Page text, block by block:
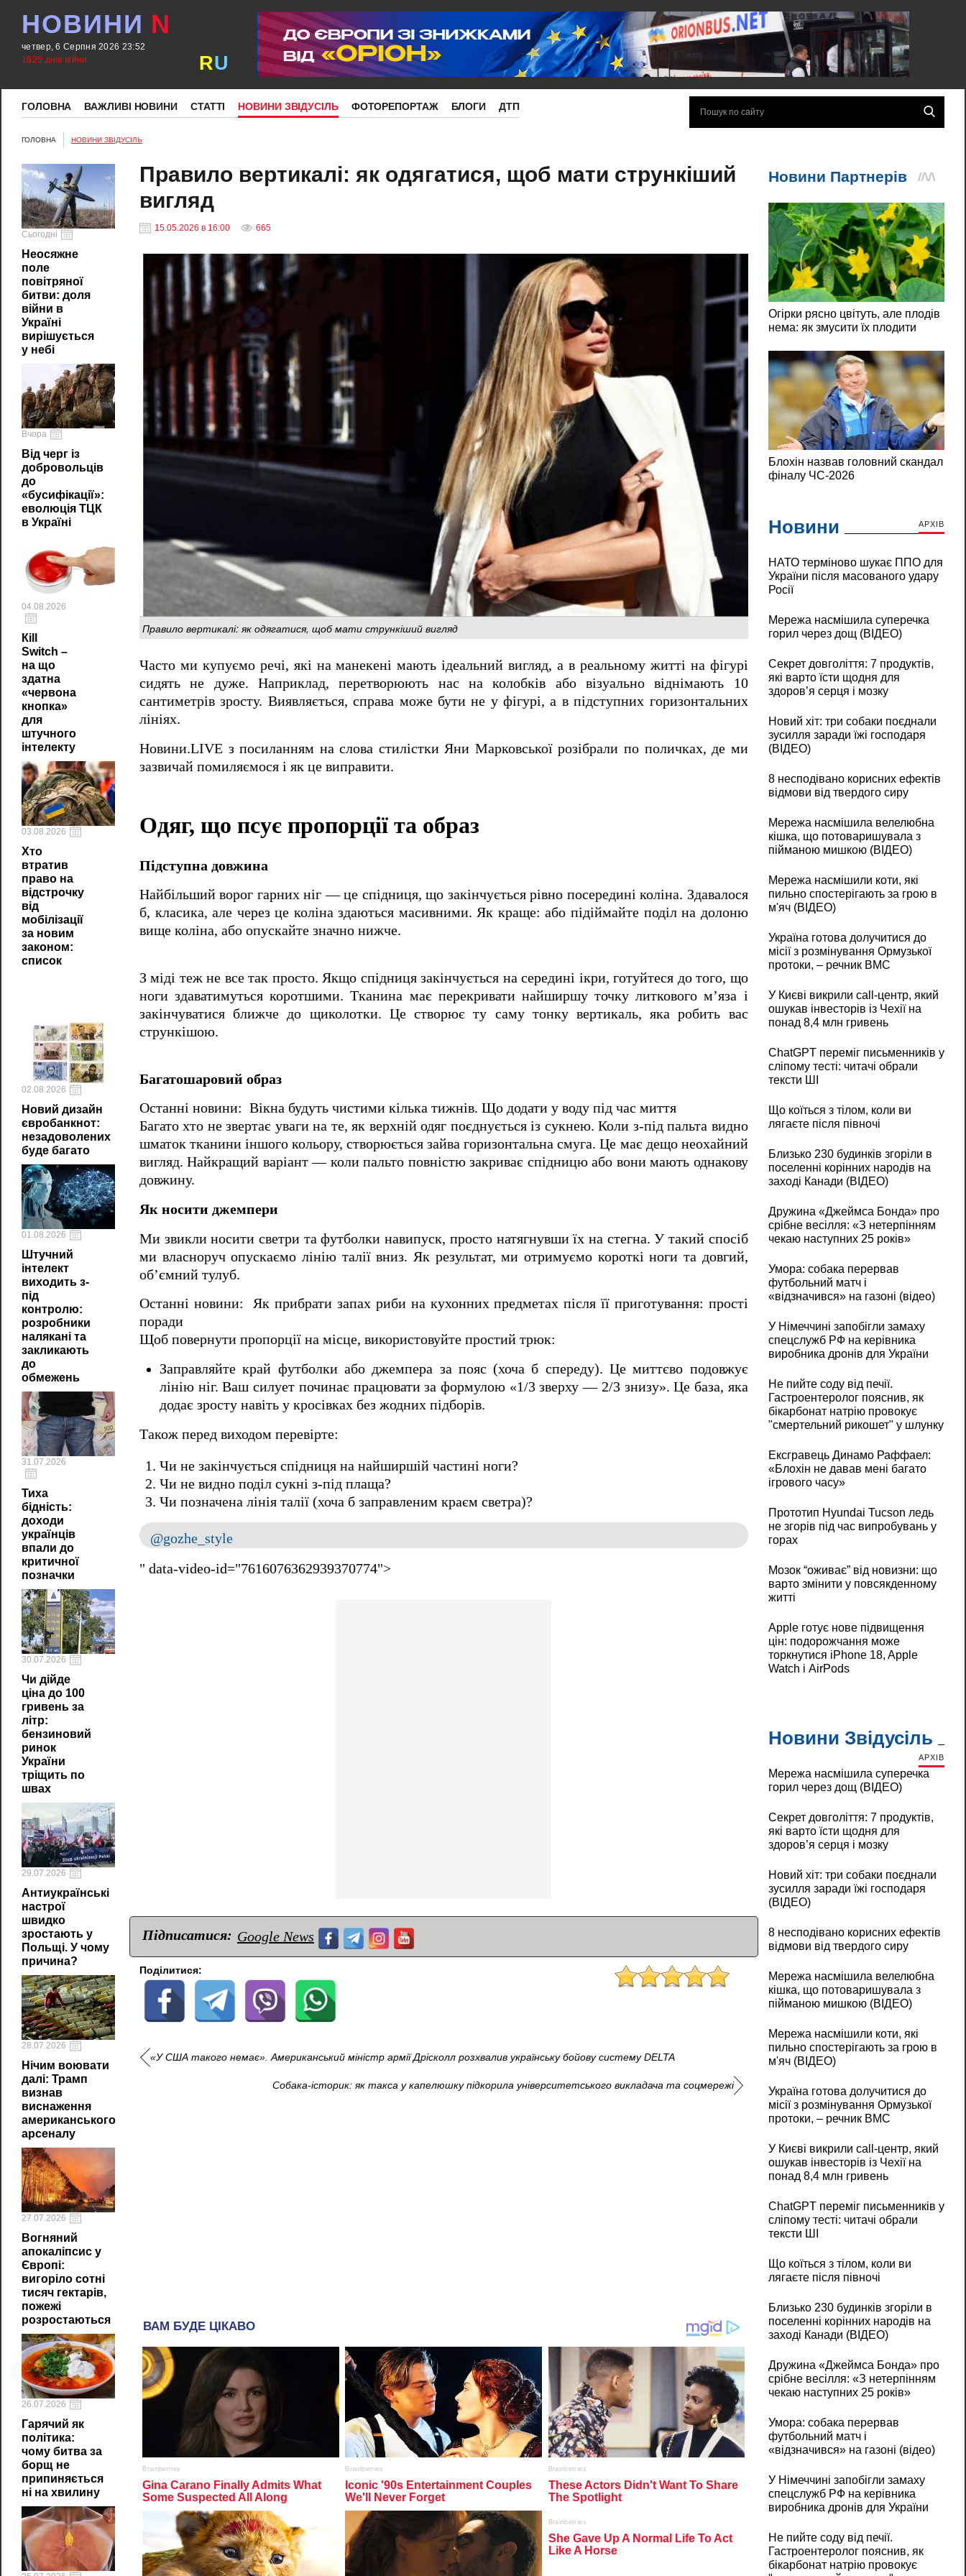
НОВИНИ N
четвер, 6 Серпня 2026 23:52
1625 днів війни
RU
ГОЛОВНА ВАЖЛИВІ НОВИНИ СТАТТІ НОВИНИ ЗВІДУСІЛЬ ФОТОРЕПОРТАЖ БЛОГИ ДТП
ГОЛОВНА НОВИНИ ЗВІДУСІЛЬ
Сьогодні
Неосяжне
поле
повітряної
битви: доля
війни в
Україні
вирішується
у небі
Вчора
Від черг із
добровольців
до
«бусифікації»:
еволюція ТЦК
в Україні
04.08.2026
Кill
Switch –
на що
здатна
«червона
кнопка»
для
штучного
інтелекту
03.08.2026
Хто
втратив
право на
відстрочку
від
мобілізації
за новим
законом:
список
02.08.2026
Новий дизайн
євробанкнот:
незадоволених
буде багато
01.08.2026
Штучний
інтелект
виходить з-
під
контролю:
розробники
налякані та
закликають
до
обмежень
31.07.2026
Тиха
бідність:
доходи
українців
впали до
критичної
позначки
30.07.2026
Чи дійде
ціна до 100
гривень за
літр:
бензиновий
ринок
України
тріщить по
швах
29.07.2026
Антиукраїнські
настрої
швидко
зростають у
Польщі. У чому
причина?
28.07.2026
Нічим воювати
далі: Трамп
визнав
виснаження
американського
арсеналу
27.07.2026
Вогняний
апокаліпсис у
Європі:
вигоріло сотні
тисяч гектарів,
пожежі
розростаються
26.07.2026
Гарячий як
політика:
чому битва за
борщ не
припиняється
ні на хвилину
Правило вертикалі: як одягатися, щоб мати стрункіший
вигляд
15.05.2026 в 16:00 665
Правило вертикалі: як одягатися, щоб мати стрункіший вигляд
Часто ми купуємо речі, які на манекені мають ідеальний вигляд, а в реальному житті на фігурі
сидять не дуже. Наприклад, перетворюють нас на колобків або візуально віднімають 10
сантиметрів зросту. Виявляється, справа може бути не у фігурі, а в підступних горизонтальних
лініях.
Новини.LIVE з посиланням на слова стилістки Яни Марковської розібрали по поличках, де ми
зазвичай помиляємося і як це виправити.
Одяг, що псує пропорції та образ
Підступна довжина
Найбільший ворог гарних ніг — це спідниця, що закінчується рівно посередині коліна. Здавалося
б, класика, але через це коліна здаються масивними. Як краще: або підіймайте поділ на долоню
вище коліна, або опускайте значно нижче.
З міді теж не все так просто. Якщо спідниця закінчується на середині ікри, готуйтеся до того, що
ноги здаватимуться коротшими. Тканина має перекривати найширшу точку литкового м’яза і
закінчуватися ближче до щиколотки. Це створює ту саму тонку вертикаль, яка робить вас
стрункішою.
Багатошаровий образ
Останні новини: Вікна будуть чистими кілька тижнів. Що додати у воду під час миття
Багато хто не звертає уваги на те, як верхній одяг поєднується із сукнею. Коли з-під пальта видно
шматок тканини іншого кольору, створюється зайва горизонтальна смуга. Це має дещо неохайний
вигляд. Найкращий варіант — коли пальто повністю закриває спідницю або вони мають однакову
довжину.
Як носити джемпери
Ми звикли носити светри та футболки навипуск, просто натягнувши їх на стегна. У такий спосіб
ми власноруч опускаємо лінію талії вниз. Як результат, ми отримуємо короткі ноги та довгий,
об’ємний тулуб.
Останні новини: Як прибрати запах риби на кухонних предметах після її приготування: прості
поради
Щоб повернути пропорції на місце, використовуйте простий трюк:
Заправляйте край футболки або джемпера за пояс (хоча б спереду). Це миттєво подовжує
лінію ніг. Ваш силует починає працювати за формулою «1/3 зверху — 2/3 знизу». Це база, яка
додає зросту навіть у кросівках без жодних підборів.
Також перед виходом перевірте:
Чи не закінчується спідниця на найширшій частині ноги?
Чи не видно поділ сукні з-під плаща?
Чи позначена лінія талії (хоча б заправленим краєм светра)?
@gozhe_style
" data-video-id="7616076362939370774">
Підписатися: Google News
Поділитися:
«У США такого немає». Американський міністр армії Дрісколл розхвалив українську бойову систему DELTA
Собака-історик: як такса у капелюшку підкорила університетського викладача та соцмережі
Новини АРХІВ
НАТО терміново шукає ППО для
України після масованого удару
Росії
Мережа насмішила суперечка
горил через дощ (ВІДЕО)
Секрет довголіття: 7 продуктів,
які варто їсти щодня для
здоров’я серця і мозку
Новий хіт: три собаки поєднали
зусилля заради їжі господаря
(ВІДЕО)
8 несподівано корисних ефектів
відмови від твердого сиру
Мережа насмішила велелюбна
кішка, що потоваришувала з
пійманою мишкою (ВІДЕО)
Мережа насмішили коти, які
пильно спостерігають за грою в
м'яч (ВІДЕО)
Україна готова долучитися до
місії з розмінування Ормузької
протоки, – речник ВМС
У Києві викрили call-центр, який
ошукав інвесторів із Чехії на
понад 8,4 млн гривень
ChatGPT переміг письменників у
сліпому тесті: читачі обрали
тексти ШІ
Що коїться з тілом, коли ви
лягаєте після півночі
Близько 230 будинків згоріли в
поселенні корінних народів на
заході Канади (ВІДЕО)
Дружина «Джеймса Бонда» про
срібне весілля: «З нетерпінням
чекаю наступних 25 років»
Умора: собака перервав
футбольний матч і
«відзначився» на газоні (відео)
У Німеччині запобігли замаху
спецслужб РФ на керівника
виробника дронів для України
Не пийте соду від печії.
Гастроентеролог пояснив, як
бікарбонат натрію провокує
"смертельний рикошет" у шлунку
Ексгравець Динамо Раффаел:
«Блохін не давав мені багато
ігрового часу»
Прототип Hyundai Tucson ледь
не згорів під час випробувань у
горах
Мозок “оживає” від новизни: що
варто змінити у повсякденному
житті
Apple готує нове підвищення
цін: подорожчання може
торкнутися iPhone 18, Apple
Watch і AirPods
Новини Звідусіль
АРХІВ
Мережа насмішила суперечка
горил через дощ (ВІДЕО)
Секрет довголіття: 7 продуктів,
які варто їсти щодня для
здоров’я серця і мозку
Новий хіт: три собаки поєднали
зусилля заради їжі господаря
(ВІДЕО)
8 несподівано корисних ефектів
відмови від твердого сиру
Мережа насмішила велелюбна
кішка, що потоваришувала з
пійманою мишкою (ВІДЕО)
Мережа насмішили коти, які
пильно спостерігають за грою в
м'яч (ВІДЕО)
Україна готова долучитися до
місії з розмінування Ормузької
протоки, – речник ВМС
У Києві викрили call-центр, який
ошукав інвесторів із Чехії на
понад 8,4 млн гривень
ChatGPT переміг письменників у
сліпому тесті: читачі обрали
тексти ШІ
Що коїться з тілом, коли ви
лягаєте після півночі
Близько 230 будинків згоріли в
поселенні корінних народів на
заході Канади (ВІДЕО)
Дружина «Джеймса Бонда» про
срібне весілля: «З нетерпінням
чекаю наступних 25 років»
Умора: собака перервав
футбольний матч і
«відзначився» на газоні (відео)
У Німеччині запобігли замаху
спецслужб РФ на керівника
виробника дронів для України
Не пийте соду від печії.
Гастроентеролог пояснив, як
бікарбонат натрію провокує